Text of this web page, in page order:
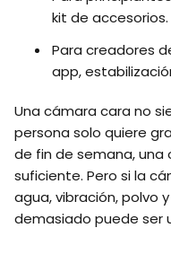
kit de accesorios.
Para creadores
app,
Una cámara cara no
persona solo quiere
de fin de semana,
suficiente. Pero si la
agua, vibración, polvo
demasiado puede ser